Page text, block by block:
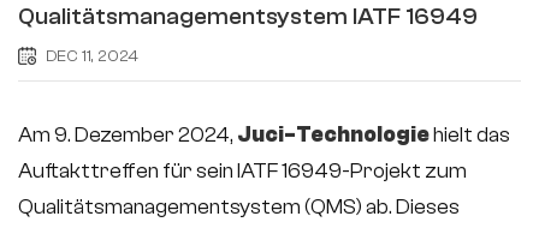
Qualitätsmanagementsystem IATF 16949
DEC 11, 2024
Am 9. Dezember 2024, Juci-Technologiehielt das
Auftakttreffen für sein IATF 16949-Projekt zum
Qualitätsmanagementsystem (QMS) ab. Dieses